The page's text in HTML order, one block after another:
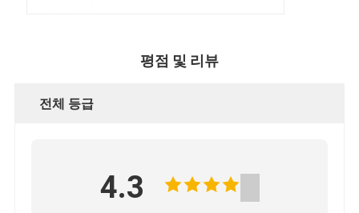
평점 및 리뷰
전체 등급
4.3